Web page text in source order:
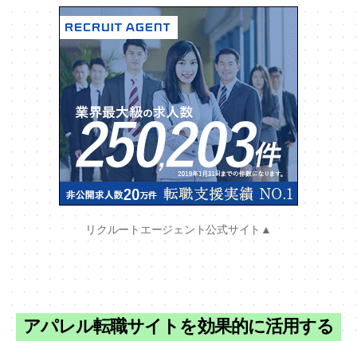
リクルートエージェント公式サイト▲
アパレル転職サイトを効果的に活用する